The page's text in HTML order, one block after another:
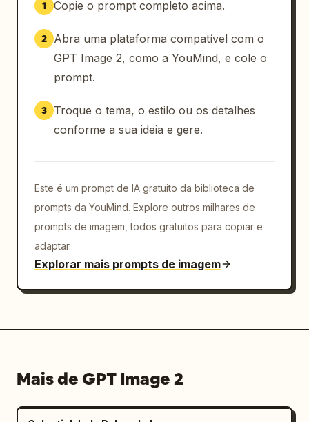
1 Copie o prompt completo acima.
2
Abra uma plataforma compatível com o
GPT Image 2, como a YouMind, e cole o
prompt.
3
Troque o tema, o estilo ou os detalhes
conforme a sua ideia e gere.
Este é um prompt de IA gratuito da biblioteca de
prompts da YouMind. Explore outros milhares de
prompts de imagem, todos gratuitos para copiar e
adaptar.
Explorar mais prompts de imagem
Mais de GPT Image 2